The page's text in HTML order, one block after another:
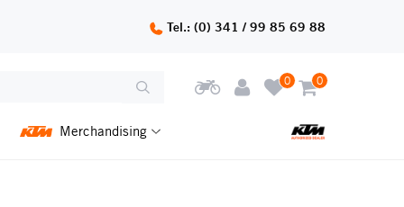
Tel.: (0) 341 / 99 85 69 88
0 0
Merchandising